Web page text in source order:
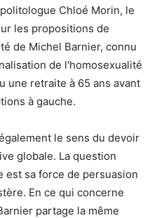
Chloé Morin, le
les propositions de
de Michel Barnier, connu
de l'homosexualité
une retraite à 65 ans avant
à gauche.
le sens du devoir
globale. La question
est sa force de persuasion
En ce qui concerne
partage la même